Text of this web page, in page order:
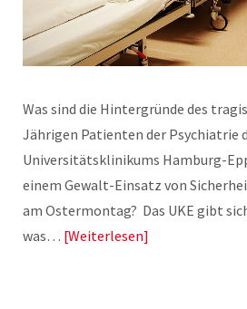
Was sind die Hintergründe des
Jährigen Patienten der Psychiatrie
Universitätsklinikums Hamburg-
einem Gewalt-Einsatz von
am Ostermontag? Das UKE gibt
was… Weiterlesen